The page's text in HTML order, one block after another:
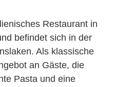
Restaurant in
befindet sich in der
Als klassische
an Gäste, die
Pasta und eine